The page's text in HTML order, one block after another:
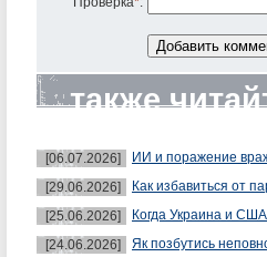
также
[06.07.2026]
ИИ и поражение
[29.06.2026]
Как избавиться от
[25.06.2026]
Когда Украина и
[24.06.2026]
Як позбутись